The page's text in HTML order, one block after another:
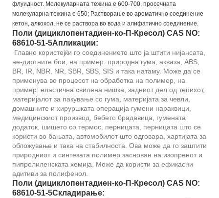
флуидност. Молекуларната тежина е 600-700, просечната
молекуларна тежина е 650; Растворање во ароматично соединение
кетон, алкохол, не се раствора во вода и алифатично соединение.
Поли (дициклопентадиен-ко-П-Кресол) CAS NO:
68610-51-5Апликации:
Главно користејќи го соединението што ја штити нијансата,
не-диртните бои, на пример: природна гума, акваза, ABS,
BR, IR, NBR, NR, SBR, SBS, SIS и така натаму. Може да се
применува во процесот на обработка на полимер, на
пример: еластична свилена нишка, задниот дел од тепихот,
материјалот за пакување со гума, материјата за чевли,
домашните и хируршката операција гумени нараквици,
медицинскиот производ, бебето брадавица, гумената
додаток, шишето со термос, перницата, перницата што се
користи во бањата, автомобилот што одговара, хартијата за
обложување и така на стабилноста. Ова може да го заштити
природниот и синтезата полимер заснован на изопренот и
пипролиленската хемија. Може да користи за ефикасни
адитиви за полифенол.
Поли (дициклопентадиен-ко-П-Кресол) CAS NO:
68610-51-5Складирање: